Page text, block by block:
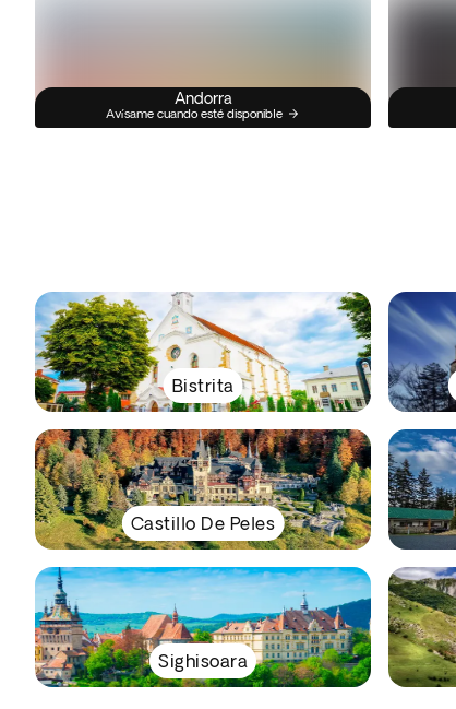
Andorra
Avísame cuando esté disponible
Bistrita
Castillo De Peles
Sighisoara